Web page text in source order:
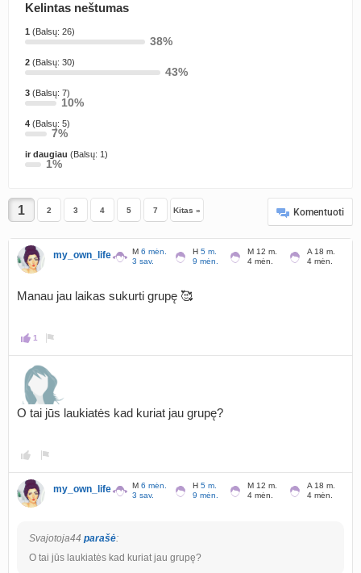
Kelintas neštumas
1 (Balsų: 26)
38%
2 (Balsų: 30)
43%
3 (Balsų: 7)
10%
4 (Balsų: 5)
7%
ir daugiau (Balsų: 1)
1%
2 3 4 5 7 Kitas » Komentuoti
my_own_life M 6 mėn.
3 sav.
H 5 m.
9 mėn.
M 12 m.
4 mėn.
A 18 m.
4 mėn.
Manau jau laikas sukurti grupę 🥰
1
O tai jūs laukiatės kad kuriat jau grupę?
my_own_life M 6 mėn.
3 sav.
H 5 m.
9 mėn.
M 12 m.
4 mėn.
A 18 m.
4 mėn.
Svajotoja44 parašė:
O tai jūs laukiatės kad kuriat jau grupę?